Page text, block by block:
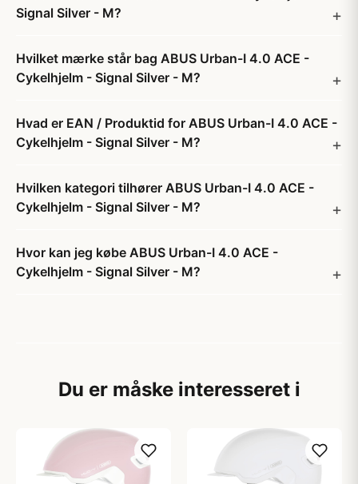
Signal Silver - M?
Hvilket mærke står bag ABUS Urban-I 4.0 ACE -
Cykelhjelm - Signal Silver - M?
Hvad er EAN / Produktid for ABUS Urban-I 4.0 ACE -
Cykelhjelm - Signal Silver - M?
Hvilken kategori tilhører ABUS Urban-I 4.0 ACE -
Cykelhjelm - Signal Silver - M?
Hvor kan jeg købe ABUS Urban-I 4.0 ACE -
Cykelhjelm - Signal Silver - M?
Du er måske interesseret i